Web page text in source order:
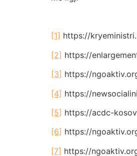
[1] https://
[2] https://
[3] https://
[4] https://
[5] https://acdc-
[6] https://
[7] https://